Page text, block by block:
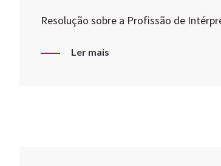
Resolução sobre a Profissão de
Ler mais